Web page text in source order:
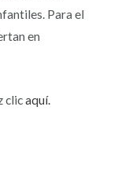
Para el
en
clicaquí.